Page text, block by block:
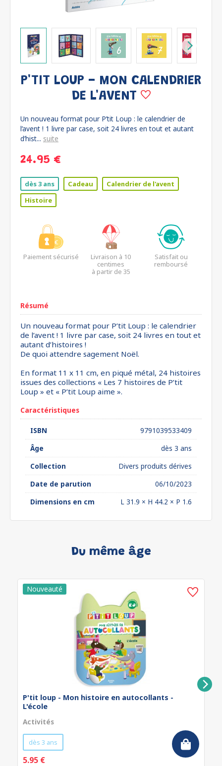
P'TIT LOUP - MON CALENDRIER
DE L'AVENT
Un nouveau format pour P’tit Loup : le calendrier de
l’avent ! 1 livre par case, soit 24 livres en tout et autant
d’hist... suite
24.95 €
dès 3 ans Cadeau
Calendrier de l'avent
Histoire
Paiement sécurisé
Livraison à 10
centimes
à partir de 35
Satisfait ou
remboursé
Résumé
Un nouveau format pour P’tit Loup : le calendrier
de l’avent ! 1 livre par case, soit 24 livres en tout et
autant d’histoires !
De quoi attendre sagement Noël.
En format 11 x 11 cm, en piqué métal, 24 histoires
issues des collections « Les 7 histoires de P’tit
Loup » et « P’tit Loup aime ».
Caractéristiques
ISBN
9791039533409
Âge
dès 3 ans
Collection
Divers produits dérives
Date de parution
06/10/2023
Dimensions en cm
L 31.9 × H 44.2 × P 1.6
Du même âge
P'tit loup - Mon histoire en autocollants -
L'école
Activités
dès 3 ans
5.95 €